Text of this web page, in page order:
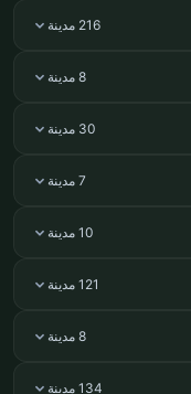
216 مدينة
8 مدينة
30 مدينة
7 مدينة
10 مدينة
121 مدينة
8 مدينة
134 مدينة